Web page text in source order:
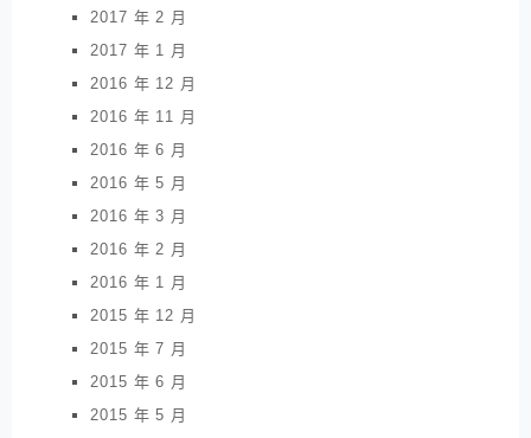
2017 年 2 月
2017 年 1 月
2016 年 12 月
2016 年 11 月
2016 年 6 月
2016 年 5 月
2016 年 3 月
2016 年 2 月
2016 年 1 月
2015 年 12 月
2015 年 7 月
2015 年 6 月
2015 年 5 月